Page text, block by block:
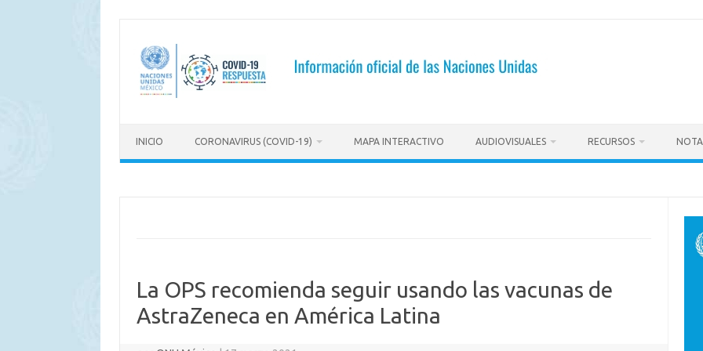
contenido
INICIO CORONAVIRUS (COVID-19) MAPA INTERACTIVO AUDIOVISUALES RECURSOS
La OPS recomienda seguir usando las vacunas de
AstraZeneca en América Latina